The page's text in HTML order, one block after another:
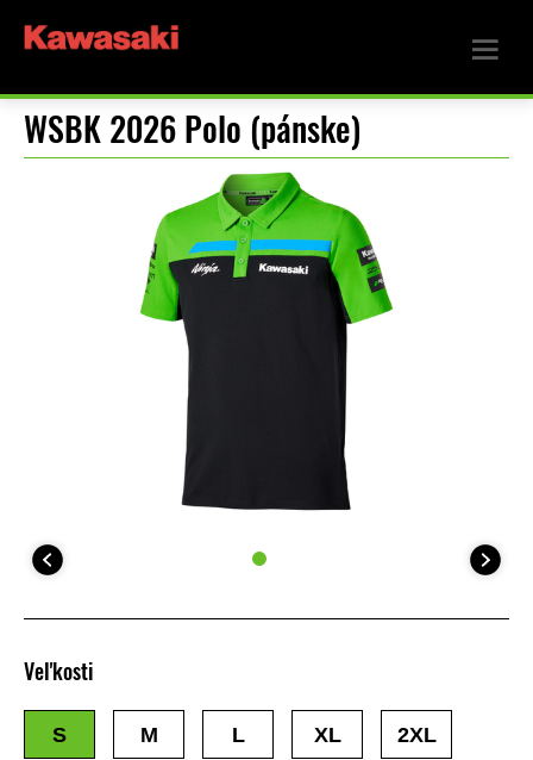
WSBK 2026 Polo (pánske)
Veľkosti
S M L XL 2XL